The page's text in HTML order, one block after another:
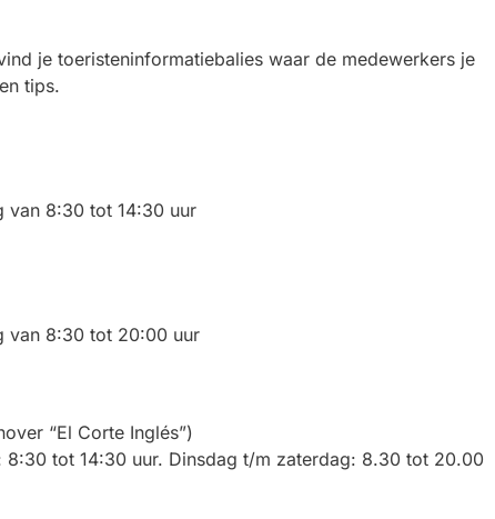
je toeristeninformatiebalies waar de medewerkers je
tips.
van 8:30 tot 14:30 uur
van 8:30 tot 20:00 uur
“El Corte Inglés”)
8:30 tot 14:30 uur. Dinsdag t/m zaterdag: 8.30 tot 20.00